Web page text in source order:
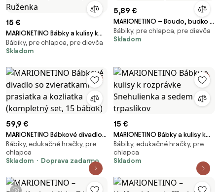
15 €
MARIONETINO Bábky a kulisy k
rozprávke Šípková Ruženka
Bábiky, pre chlapca, pre dievča
Skladom
5,89 €
MARIONETINO – Boudo, budko –
bábky 4 ks
Bábiky, pre chlapca, pre dievča
Skladom
59,9 €
MARIONETINO Bábkové divadlo
so zvieratkami – prasiatka a
kozliatka (kompletný set, 15
bábok)
Bábiky, edukačné hračky, pre
chlapca
Skladom
Doprava zadarmo
15 €
MARIONETINO Bábky a kulisy k
rozprávke Snehulienka a sedem
trpaslíkov
Bábiky, edukačné hračky, pre
chlapca
Skladom